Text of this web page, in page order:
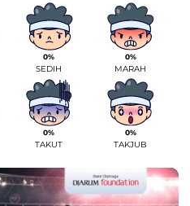
0%
SEDIH
0%
MARAH
0%
TAKUT
0%
TAKJUB